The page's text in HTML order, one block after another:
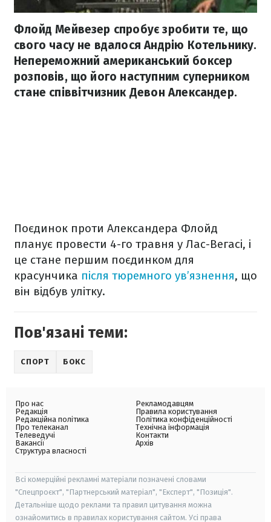
Флойд Мейвезер спробує зробити те, що
свого часу не вдалося Андрію Котельнику.
Непереможний американський боксер
розповів, що його наступним суперником
стане співвітчизник Девон Александер.
Поєдинок проти Александера Флойд
планує провести 4-го травня у Лас-Вегасі, і
це стане першим поєдинком для
красунчика після тюремного ув’язнення, що
він відбув улітку.
Пов'язані теми:
СПОРТ БОКС
Про нас
Редакція
Редакційна політика
Про телеканал
Телеведучі
Вакансії
Структура власності
Рекламодавцям
Правила користування
Політика конфіденційності
Технічна інформація
Контакти
Архів
Всі комерційні рекламні матеріали позначені словами
"Спецпроєкт", "Партнерський матеріал", "Експерт", "Позиція".
Детальніше щодо реклами та правил цитування можна
ознайомитись в правилах користування сайтом. Усі права